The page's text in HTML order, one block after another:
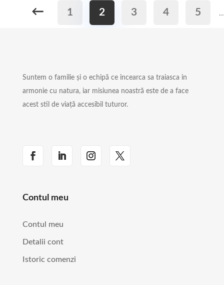
← 1 2 3 4 5
Suntem o familie și o echipă ce incearca sa traiasca in
armonie cu natura, iar misiunea noastră este de a face
acest stil de viață accesibil tuturor.
Contul meu
Contul meu
Detalii cont
Istoric comenzi